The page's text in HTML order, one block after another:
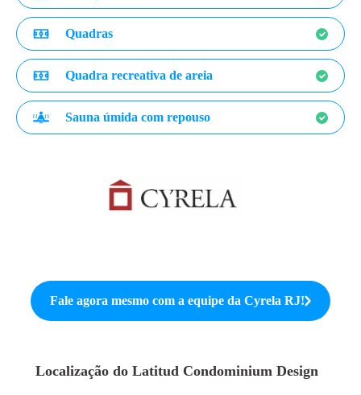
Quadras
Quadra recreativa de areia
Sauna úmida com repouso
Fale agora mesmo com a equipe da Cyrela RJ!
Localização do Latitud Condominium Design